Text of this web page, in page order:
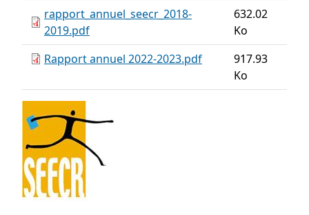
rapport_annuel_seecr_2018-
2019.pdf
632.02
Ko
Rapport annuel 2022-2023.pdf
917.93
Ko